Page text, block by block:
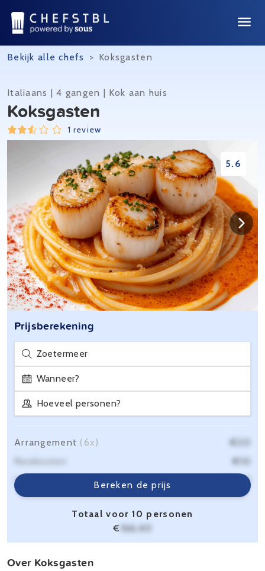
Bekijk alle chefs > Koksgasten
Italiaans | 4 gangen | Kok aan huis
Koksgasten
1 review
5.6
Prijsberekening
Zoetermeer
Wanneer?
Hoeveel personen?
Bereken de prijs
Arrangement (6x)
€20
Reiskosten
€10
Servicekosten
€6,40
Totaal voor 10 personen
€ 166,40
Over Koksgasten